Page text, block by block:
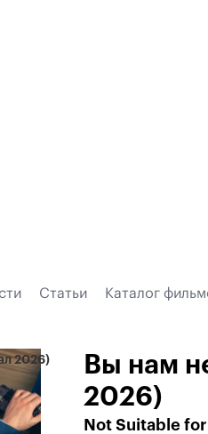
Статьи Каталог
2026)
Вы нам
2026)
Not Suitable